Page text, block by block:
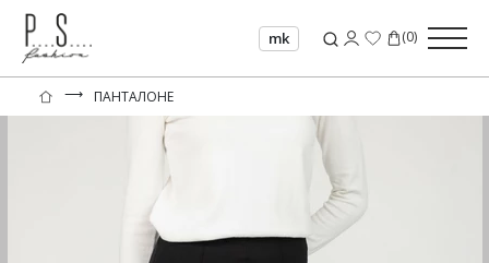
mk (0)
⟶ ПАНТАЛОНЕ